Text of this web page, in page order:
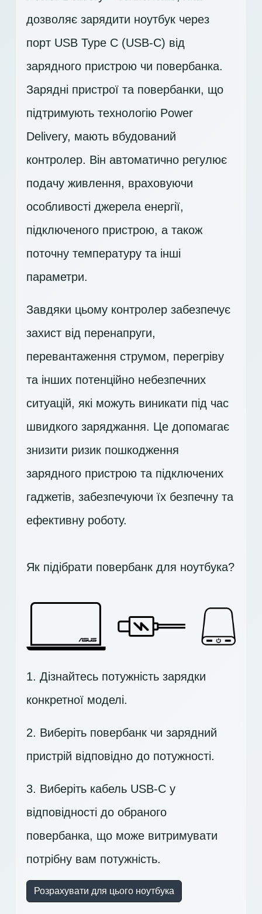
дозволяє зарядити ноутбук через
порт USB Type C (USB-C) від
зарядного пристрою чи повербанка.
Зарядні пристрої та повербанки, що
підтримують технологію Power
Delivery, мають вбудований
контролер. Він автоматично регулює
подачу живлення, враховуючи
особливості джерела енергії,
підключеного пристрою, а також
поточну температуру та інші
параметри.
Завдяки цьому контролер забезпечує
захист від перенапруги,
перевантаження струмом, перегріву
та інших потенційно небезпечних
ситуацій, які можуть виникати під час
швидкого заряджання. Це допомагає
знизити ризик пошкодження
зарядного пристрою та підключених
гаджетів, забезпечуючи їх безпечну та
ефективну роботу.
Як підібрати повербанк для ноутбука?
1. Дізнайтесь потужність зарядки
конкретної моделі.
2. Виберіть повербанк чи зарядний
пристрій відповідно до потужності.
3. Виберіть кабель USB-C у
відповідності до обраного
повербанка, що може витримувати
потрібну вам потужність.
Розрахувати для цього ноутбука